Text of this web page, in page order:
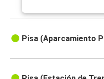
Pisa (Aparcamiento